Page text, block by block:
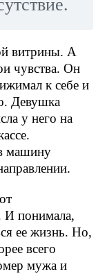
витрины. А
чувства. Он
к себе и
Девушка
у него на
машину
И понимала,
ее жизнь. Но,
всего
мужа и